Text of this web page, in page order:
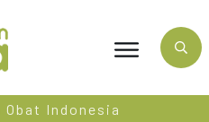
Obat Indonesia